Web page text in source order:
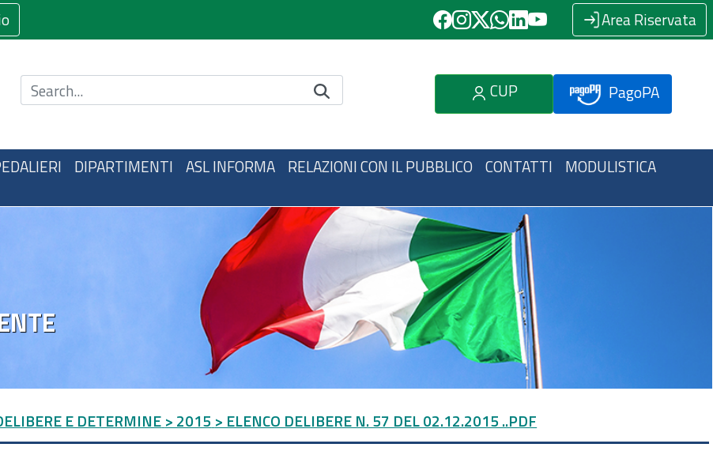
Area Riservata
Cerca nel sito CUP PagoPA
DIPARTIMENTI ASL INFORMA RELAZIONI CON IL PUBBLICO CONTATTI MODULISTICA
E DETERMINE > 2015 > ELENCO DELIBERE N. 57 DEL 02.12.2015 ..PDF